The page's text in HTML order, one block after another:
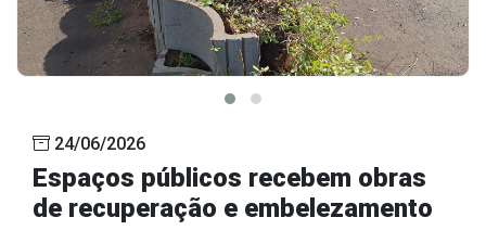
24/06/2026
Espaços públicos recebem obras
de recuperação e embelezamento